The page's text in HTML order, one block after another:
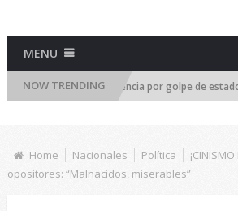
MENU
NOW TRENDING
se reúne de emergencia por golpe de estado del
Home Nacionales Política
opositores: “Malnacidos, miserables”